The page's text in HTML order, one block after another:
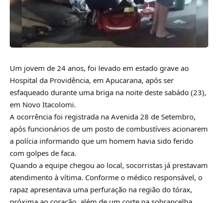
Um jovem de 24 anos, foi levado em estado grave ao
Hospital da Providência, em Apucarana, após ser
esfaqueado durante uma briga na noite deste sabádo (23),
em Novo Itacolomi.
A ocorrência foi registrada na Avenida 28 de Setembro,
após funcionários de um posto de combustíveis acionarem
a polícia informando que um homem havia sido ferido
com golpes de faca.
Quando a equipe chegou ao local, socorristas já prestavam
atendimento à vítima. Conforme o médico responsável, o
rapaz apresentava uma perfuração na região do tórax,